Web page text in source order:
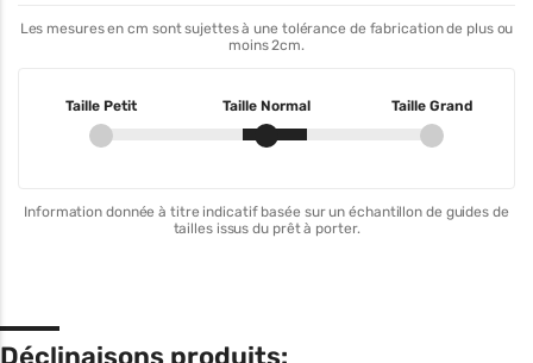
Les mesures en cm sont sujettes à une tolérance de fabrication de plus ou
moins 2cm.
Taille Petit Taille Normal Taille Grand
Information donnée à titre indicatif basée sur un échantillon de guides de
tailles issus du prêt à porter.